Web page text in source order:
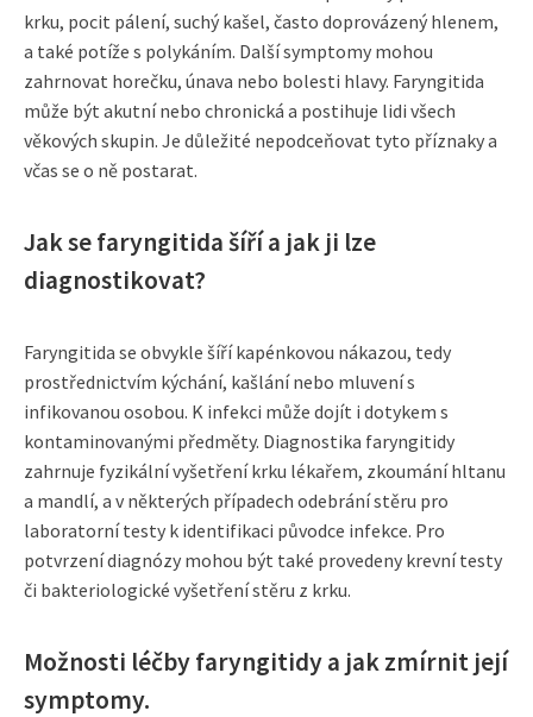
krku, pocit pálení, suchý kašel, často doprovázený hlenem,
a také potíže s polykáním. Další symptomy mohou
zahrnovat horečku, únava nebo bolesti hlavy. Faryngitida
může být akutní nebo chronická a postihuje lidi všech
věkových skupin. Je důležité nepodceňovat tyto příznaky a
včas se o ně postarat.
Jak se faryngitida šíří a jak ji lze
diagnostikovat?
Faryngitida se obvykle šíří kapénkovou nákazou, tedy
prostřednictvím kýchání, kašlání nebo mluvení s
infikovanou osobou. K infekci může dojít i dotykem s
kontaminovanými předměty. Diagnostika faryngitidy
zahrnuje fyzikální vyšetření krku lékařem, zkoumání hltanu
a mandlí, a v některých případech odebrání stěru pro
laboratorní testy k identifikaci původce infekce. Pro
potvrzení diagnózy mohou být také provedeny krevní testy
či bakteriologické vyšetření stěru z krku.
Možnosti léčby faryngitidy a jak zmírnit její
symptomy.